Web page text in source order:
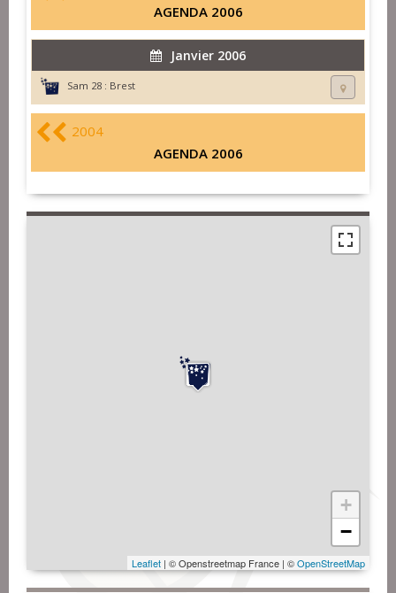
AGENDA 2006
Janvier 2006
Sam 28 : Brest
2004
AGENDA 2006
+
−
Leaflet | © Openstreetmap France | ©OpenStreetMap